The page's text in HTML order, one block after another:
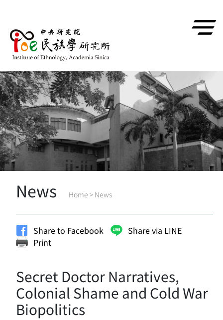
News Home > News
Share to Facebook
Share via LINE
Print
Secret Doctor Narratives,
Colonial Shame and Cold War
Biopolitics